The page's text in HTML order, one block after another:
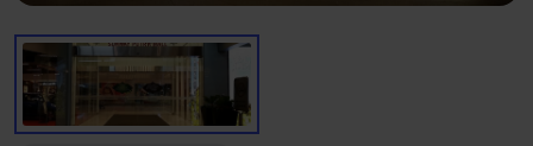
Precisa de assistência?
Downloads
Contacto
A minha área